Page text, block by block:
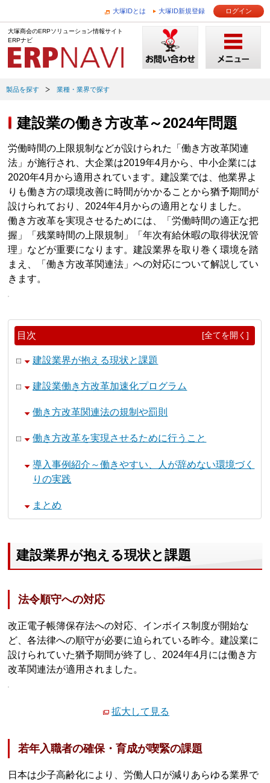
大塚IDとは 大塚ID新規登録 ログイン
大塚商会のERPソリューション情報サイト
ERPナビ
製品を探す 業種・業界で探す
建設業の働き方改革～2024年問題
労働時間の上限規制などが設けられた「働き方改革関連
法」が施行され、大企業は2019年4月から、中小企業には
2020年4月から適用されています。建設業では、他業界よ
りも働き方の環境改善に時間がかかることから猶予期間が
設けられており、2024年4月からの適用となりました。
働き方改革を実現させるためには、「労働時間の適正な把
握」「残業時間の上限規制」「年次有給休暇の取得状況管
理」などが重要になります。建設業界を取り巻く環境を踏
まえ、「働き方改革関連法」への対応について解説してい
きます。
目次 [全てを開く]
建設業界が抱える現状と課題
建設業働き方改革加速化プログラム
働き方改革関連法の規制や罰則
働き方改革を実現させるために行うこと
導入事例紹介～働きやすい、人が辞めない環境づく
りの実践
まとめ
建設業界が抱える現状と課題
法令順守への対応
改正電子帳簿保存法への対応、インボイス制度が開始な
ど、各法律への順守が必要に迫られている昨今。建設業に
設けられていた猶予期間が終了し、2024年4月には働き方
改革関連法が適用されました。
拡大して見る
若年入職者の確保・育成が喫緊の課題
日本は少子高齢化により、労働人口が減りあらゆる業界で